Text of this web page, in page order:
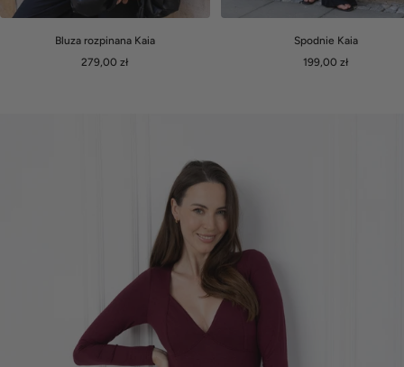
Bluza rozpinana Kaia
Cena
279,00 zł
Spodnie Kaia
Cena
199,00 zł